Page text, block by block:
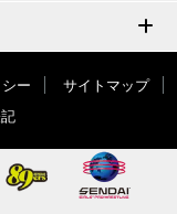
ー
サイトマップ